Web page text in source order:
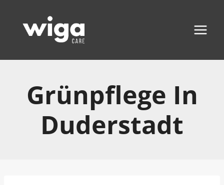
Inhalt
springen
Grünpflege In
Duderstadt